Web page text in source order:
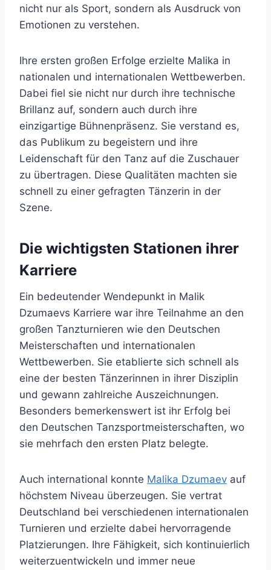
nicht nur als Sport, sondern als Ausdruck von
Emotionen zu verstehen.
Ihre ersten großen Erfolge erzielte Malika in
nationalen und internationalen Wettbewerben.
Dabei fiel sie nicht nur durch ihre technische
Brillanz auf, sondern auch durch ihre
einzigartige Bühnenpräsenz. Sie verstand es,
das Publikum zu begeistern und ihre
Leidenschaft für den Tanz auf die Zuschauer
zu übertragen. Diese Qualitäten machten sie
schnell zu einer gefragten Tänzerin in der
Szene.
Die wichtigsten Stationen ihrer
Karriere
Ein bedeutender Wendepunkt in Malik
Dzumaevs Karriere war ihre Teilnahme an den
großen Tanzturnieren wie den Deutschen
Meisterschaften und internationalen
Wettbewerben. Sie etablierte sich schnell als
eine der besten Tänzerinnen in ihrer Disziplin
und gewann zahlreiche Auszeichnungen.
Besonders bemerkenswert ist ihr Erfolg bei
den Deutschen Tanzsportmeisterschaften, wo
sie mehrfach den ersten Platz belegte.
Auch international konnte Malika Dzumaev auf
höchstem Niveau überzeugen. Sie vertrat
Deutschland bei verschiedenen internationalen
Turnieren und erzielte dabei hervorragende
Platzierungen. Ihre Fähigkeit, sich kontinuierlich
weiterzuentwickeln und immer neue